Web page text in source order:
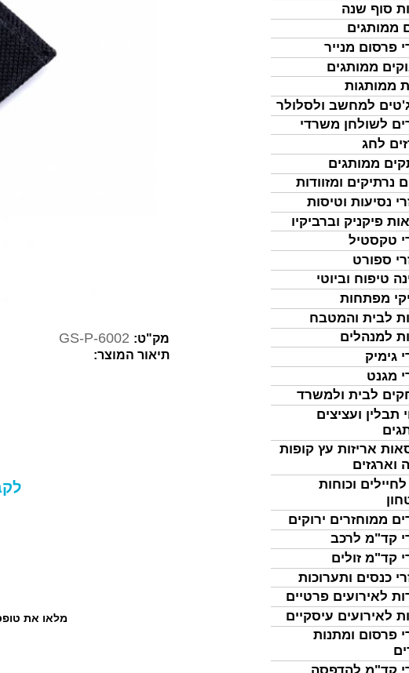
סוף שנה
ממותגים
פרסום מנייר
ממותגים
ממותגות
למחשב ולסלולר
לשולחן משרדי
לחג
ממותגים
נרתיקים ומזוודות
נסיעות וטיסות
פיקניק וברביקיו
טקסטיל
ספורט
טיפוח וביוטי
מפתחות
לבית והמטבח
למנהלים
גימיק
מגנט
לבית ולמשרד
תבלין ועציצים
אריזות עץ קופות
וארגזים
לחיילים וכוחות
ממוחזרים ירוקים
קד"מ לרכב
קד"מ זולים
כנסים ותערוכות
לאירועים פרטיים
לאירועים עיסקיים
פרסום ומתנות
מק"ט: GS-P-6002
תיאור המוצר:
מלאו את